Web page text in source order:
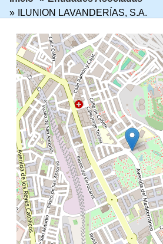
ILUNION LAVANDERÍAS, S.A.